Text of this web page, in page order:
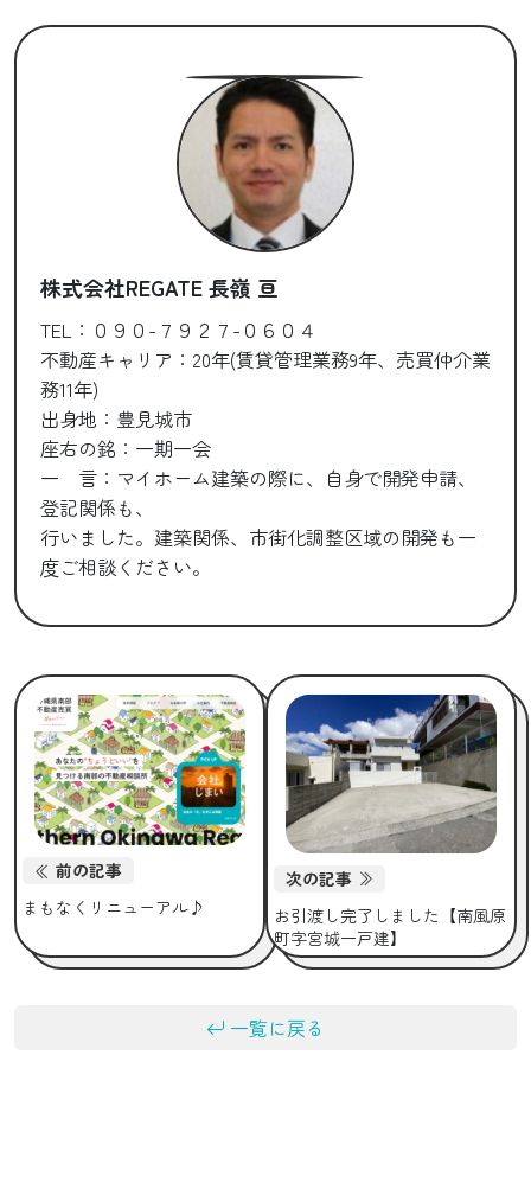
株式会社REGATE 長嶺 亘
TEL：０９０-７９２７-０６０４
不動産キャリア：20年(賃貸管理業務9年、売買仲介業
務11年)
出身地：豊見城市
座右の銘：一期一会
一 言：マイホーム建築の際に、自身で開発申請、
登記関係も、
行いました。建築関係、市街化調整区域の開発も一
度ご相談ください。
前の記事
まもなくリニューアル♪
次の記事
お引渡し完了しました【南風原
町字宮城一戸建】
一覧に戻る